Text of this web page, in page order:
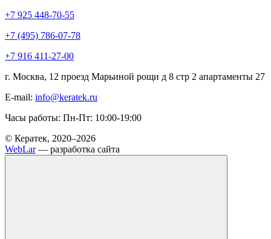
+7 925 448-70-55
+7 (495) 786-07-78
+7 916 411-27-00
г. Москва, 12 проезд Марьиной рощи д 8 стр 2 апартаменты 27
E-mail: info@keratek.ru
Часы работы: Пн-Пт: 10:00-19:00
© Кератек, 2020–2026
WebLar— разработка сайта